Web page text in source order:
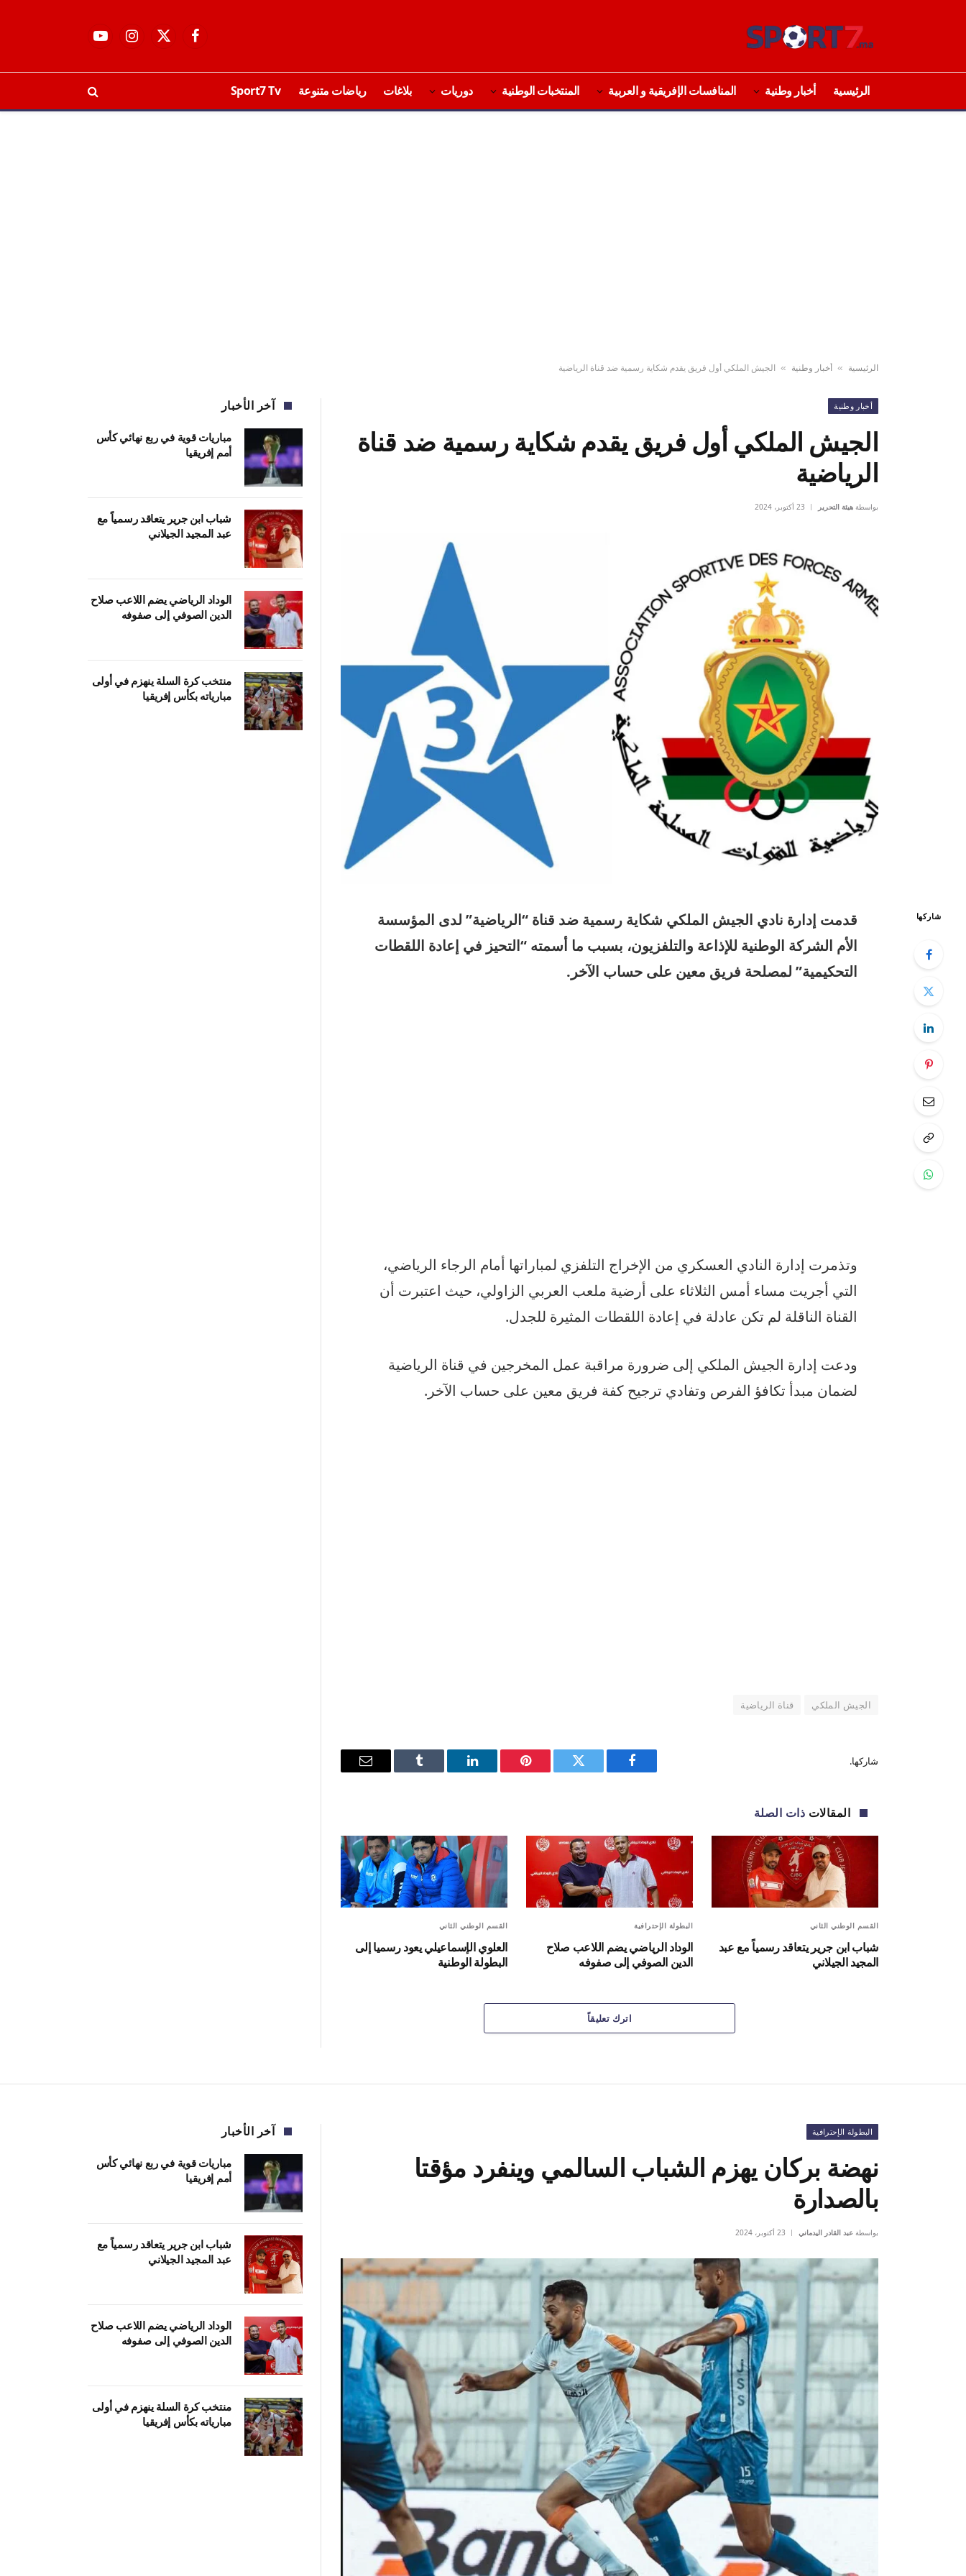
فيسبوكX
الانستغراميوتيوب
الرئيسية أخبار وطنية المنافسات الإفريقية و العربية المنتخبات الوطنية دوريات بلاغات رياضات متنوعة Sport7 Tv
الرئيسية » أخبار وطنية » الجيش الملكي أول فريق يقدم شكاية رسمية ضد قناة الرياضية
أخبار وطنية
الجيش الملكي أول فريق يقدم شكاية رسمية ضد قناة
الرياضية
بواسطة هيئة التحرير 23 أكتوبر، 2024
شاركها
قدمت إدارة نادي الجيش الملكي شكاية رسمية ضد قناة “الرياضية” لدى المؤسسة
الأم الشركة الوطنية للإذاعة والتلفزيون، بسبب ما أسمته “التحيز في إعادة اللقطات
التحكيمية” لمصلحة فريق معين على حساب الآخر.
وتذمرت إدارة النادي العسكري من الإخراج التلفزي لمباراتها أمام الرجاء الرياضي،
التي أجريت مساء أمس الثلاثاء على أرضية ملعب العربي الزاولي، حيث اعتبرت أن
القناة الناقلة لم تكن عادلة في إعادة اللقطات المثيرة للجدل.
ودعت إدارة الجيش الملكي إلى ضرورة مراقبة عمل المخرجين في قناة الرياضية
لضمان مبدأ تكافؤ الفرص وتفادي ترجيح كفة فريق معين على حساب الآخر.
الجيش الملكي قناة الرياضية
شاركها.
فيسبوك
تويتر بينتيريستلينكدإن Tumblr
البريد
المقالات ذات الصلة
القسم الوطني الثاني
شباب ابن جرير يتعاقد رسمياً مع عبد
المجيد الجيلاني
البطولة الإحترافية
الوداد الرياضي يضم اللاعب صلاح
الدين الصوفي إلى صفوفه
القسم الوطني الثاني
العلوي الإسماعيلي يعود رسميا إلى
البطولة الوطنية
اترك تعليقاً
آخر الأخبار
مباريات قوية في ربع نهائي كأس
أمم إفريقيا
شباب ابن جرير يتعاقد رسمياً مع
عبد المجيد الجيلاني
الوداد الرياضي يضم اللاعب صلاح
الدين الصوفي إلى صفوفه
منتخب كرة السلة ينهزم في أولى
مبارياته بكأس إفريقيا
البطولة الإحترافية
نهضة بركان يهزم الشباب السالمي وينفرد مؤقتا
بالصدارة
بواسطة عبد القادر اليدماني 23 أكتوبر، 2024
آخر الأخبار
مباريات قوية في ربع نهائي كأس
أمم إفريقيا
شباب ابن جرير يتعاقد رسمياً مع
عبد المجيد الجيلاني
الوداد الرياضي يضم اللاعب صلاح
الدين الصوفي إلى صفوفه
منتخب كرة السلة ينهزم في أولى
مبارياته بكأس إفريقيا